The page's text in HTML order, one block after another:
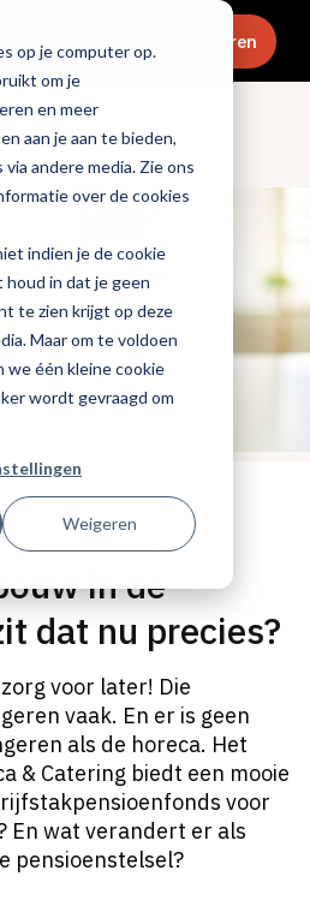
op je computer op.
om je
en meer
aan je aan te bieden,
andere media. Zie ons
over de cookies
indien je de cookie
in dat je geen
te zien krijgt op deze
Maar om te voldoen
we één kleine cookie
wordt gevraagd om
Weigeren
Menu Abonneren
in de
dat nu precies?
voor later! Die
vaak. En er is geen
als de horeca. Het
& Catering biedt een mooie
voor
En wat verandert er als
pensioenstelsel?